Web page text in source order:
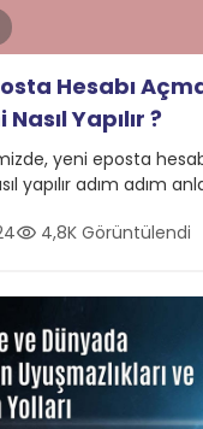
Hesabı
Yapılır ?
yeni eposta
yapılır adım adım
4,8K Görüntülendi